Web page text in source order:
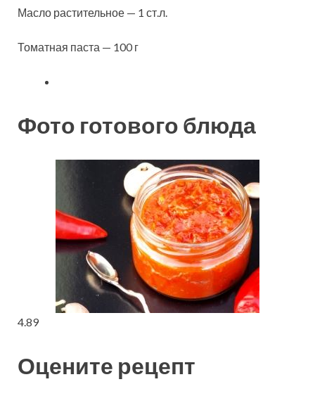
Масло растительное — 1 ст.л.
Томатная паста — 100 г
Фото готового блюда
4.89
Оцените рецепт